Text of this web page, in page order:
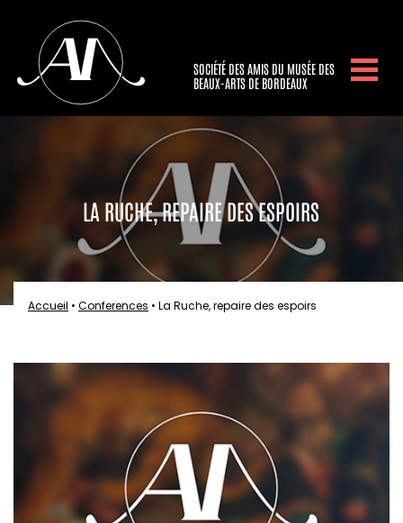
SOCIÉTÉ DES AMIS DU MUSÉE DES
BEAUX-ARTS DE BORDEAUX
LA RUCHE, REPAIRE DES ESPOIRS
Accueil • Conferences • La Ruche, repaire des espoirs